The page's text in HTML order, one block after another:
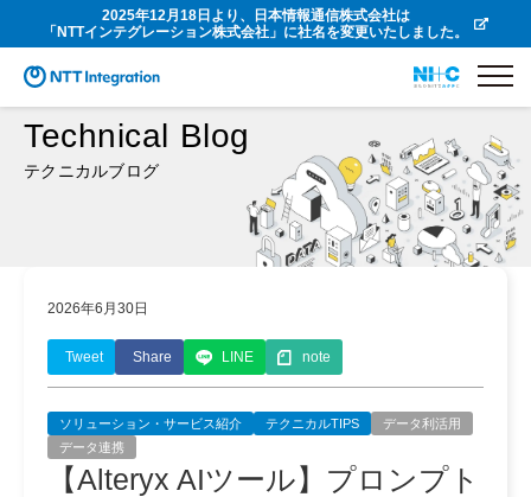
2025年12月18日より、日本情報通信株式会社は
「NTTインテグレーション株式会社」に社名を変更いたしました。
Technical Blog
テクニカルブログ
2026年6月30日
Tweet Share LINE note
ソリューション・サービス紹介 テクニカルTIPS
データ利活用
データ連携
【Alteryx AIツール】プロンプト